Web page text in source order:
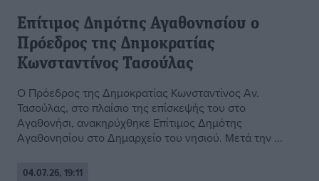
Επίτιμος Δημότης Αγαθονησίου ο
Πρόεδρος της Δημοκρατίας
Κωνσταντίνος Τασούλας
Ο Πρόεδρος της Δημοκρατίας Κωνσταντίνος Αν.
Τασούλας, στο πλαίσιο της επίσκεψής του στο
Αγαθονήσι, ανακηρύχθηκε Επίτιμος Δημότης
Αγαθονησίου στο Δημαρχείο του νησιού. Μετά την ...
04.07.26, 19:11